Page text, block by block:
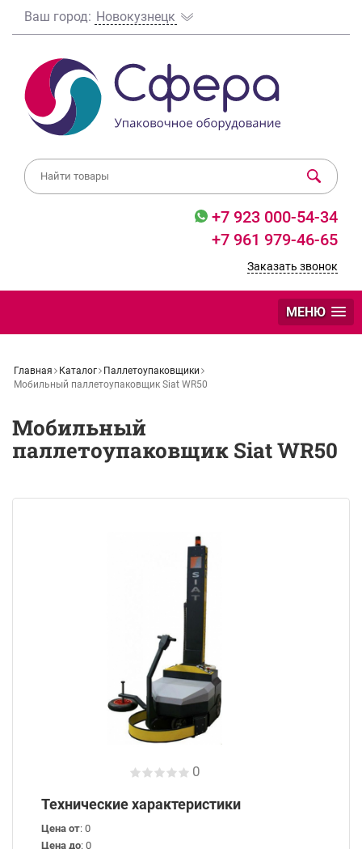
Ваш город: Новокузнецк
+7 923 000-54-34
+7 961 979-46-65
Заказать звонок
МЕНЮ
Главная Каталог
Паллетоупаковщики
Мобильный паллетоупаковщик Siat WR50
Мобильный
паллетоупаковщик Siat WR50
0
Технические характеристики
Цена от: 0
Цена до: 0